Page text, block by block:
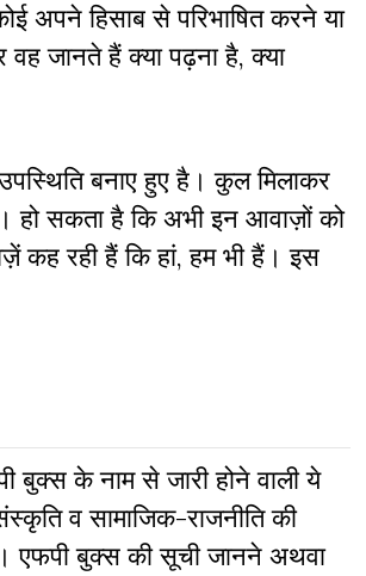
अपने हिसाब से परिभाषित करने या
जानते हैं क्या पढ़ना है, क्या
बनाए हुए है। कुल मिलाकर
हो सकता है कि अभी इन आवाज़ों को
कह रही हैं कि हां, हम भी हैं। इस
बुक्‍स के नाम से जारी होने वाली ये
व सामाजिक-राजनीति की
एफपी बुक्‍स की सूची जानने अथवा